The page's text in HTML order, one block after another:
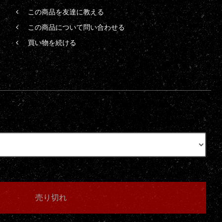
この商品を友達に教える
この商品について問い合わせる
買い物を続ける